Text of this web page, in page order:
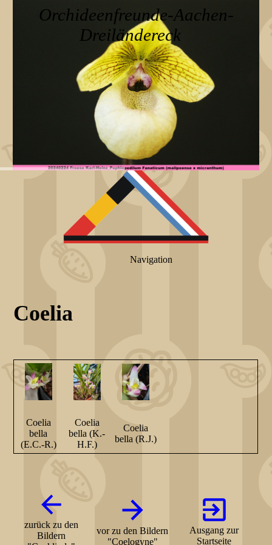
Orchideenfreunde-Aachen-
Dreiländereck
Navigation
Coelia
Coelia
bella
(E.C.-R.)
Coelia
bella (K.-
H.F.)
Coelia
bella (R.J.)
zurück zu den
Bildern
vor zu den Bildern
"Coelogyne"
Ausgang zur
Startseite